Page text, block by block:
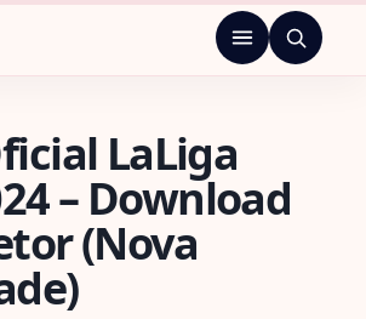
de Fontes de Time
Menu
LaLiga
– Download
(Nova